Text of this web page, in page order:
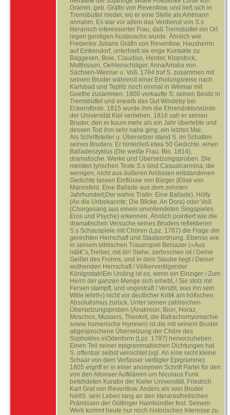
Gramm, geb. Gräfin von Reventlow, und ließ sich in
Tremsbüttel nieder, wo er eine Stelle als Amtmann
annahm. Es war vor allem das Verdienst von S.s
literarisch interessierter Frau, daß Tremsbüttel ein Ort
regen geistigen Austauschs wurde. Ähnlich wie
Frederike Juliane Gräfin von Reventlow, Hausherrin
auf Emkendorf, unterhielt sie enge Kontakte zu
Baggesen, Boie, Claudius, Herder, Klopstock,
Matthisson, Oehlenschläger, AnnaAmalia von
Sachsen-Weimar u. Voß. 1784 traf S. zusammen mit
seinem Bruder während einer Erholungsreise nach
Karlsbad und Teplitz noch einmal in Weimar mit
Goethe zusammen. 1800 verkaufte S. seinen Besitz in
Tremsbüttel und erwarb das Gut Windeby bei
Eckernförde. 1815 wurde ihm die Ehrendoktorwürde
der Universität Kiel verliehen. 1816 sah er seinen
Bruder, den er kaum mehr als ein Jahr überlebte und
dessen Tod ihm sehr nahe ging, ein letztes Mal.
Als Schriftsteller u. Übersetzer stand S. im Schatten
seines Bruders. Er hinterließ etwa 50 Gedichte, einen
Balladenzyklus (Die weiße Frau. Bln. 1814),
dramatische. Werke und Übersetzungsproben. Die
meisten lyrischen Texte S.s sind Casualcarmina; die
wenigen, nicht aus äußeren Anlässen entstandenen
Gedichte lassen Einflüsse von Bürger (Elise von
Mannsfeld. Eine Ballade aus dem zehnten
Jahrhundert;Der wahre Tratin: Eine Ballade), Hölty
(An die Unbekannte; Die Blicke. An Dora) oder Voß
(Chorgesang aus einem unvollendeten Singspieles
Eros und Psyche) erkennen. Ähnlich pointiert wie die
dramatischen Versuche seines Bruders reflektieren
S.s Schauspiele mit Chören (Lpz. 1787) die Frage der
gerechten Herrschaft und Staatsordnung. Ebenso wie
in seinem biblischen Trauerspiel Belsazer (»Aus
istâ€˜s,Treiber, mit dir! Siehe, zerbrochen ist / Deine
Geißel des Frohns, und in dem Staube liegt / Deiner
wüthenden Herrschaft / Völkervertilgender
Königsstab!Ein Unding ist es, wenn ein Einziger / Zum
Herrn der ganzen Menge sich erhebt, / Sie stolz mit
Fersen stampft, und ungestraft / Verübt, was ihn sein
Wille lehrt!«) nicht vor deutlicher Kritik am höfischen
Absolutismus zurück. Unter seinen zahlreichen
Übersetzungsproben (Anakreon, Bion, Horaz,
Moschos, Musaios, Theokrit, die Batrachomyomachie
sowie homerische Hymnen) ist die mit seinem Bruder
abgesprochene Übersetzung der Chöre des
Sophokles inOdenform (Lpz. 1787) hervorzuheben.
Einen Teil seiner epigrammatischen Dichtungen hat
S. offenbar selbst vernichtet (vgl. An eine nicht kleine
Schaar von dem Verfasser vertilgter Epigramme).
1805 ergriff er in einer anonymen Schrift Partei für den
von den Altonaer Aufklärern um Nicolaus Funk
befehdeten Kurator der Kieler Universität, Friedrich
Karl Graf von Reventlow. Anders als sein Bruder
hieltS. sein Leben lang an den literarästhetischen
Prämissen der Göttinger Hainbündler fest. Seinem
Werk kommt heute nur noch historisches Interesse zu.